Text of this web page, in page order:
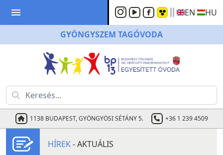
menu
GYÖNGYSZEM TAGÓVODA
1138 BUDAPEST, GYÖNGYÖSI SÉTÁNY 5. +36 1 239 4509
EN HU
HÍREK- AKTUÁLIS